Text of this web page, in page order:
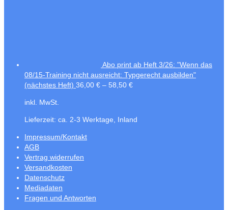
Abo print ab Heft 3/26: "Wenn das
08/15-Training nicht ausreicht: Typgerecht ausbilden"
(nächstes Heft) 36,00 € – 58,50 €
inkl. MwSt.
Lieferzeit: ca. 2-3 Werktage, Inland
Impressum/Kontakt
AGB
Vertrag widerrufen
Versandkosten
Datenschutz
Mediadaten
Fragen und Antworten